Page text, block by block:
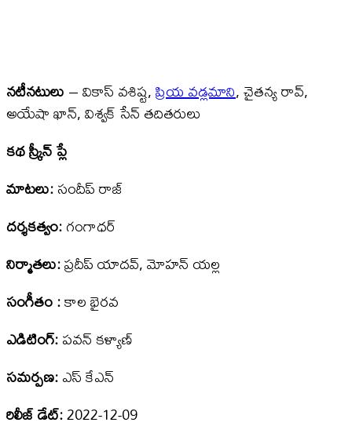
నటీనటులు– వికాస్ వశిష్ట,ప్రియ వడ్లమాని, చైతన్య రావ్,
అయేషా ఖాన్, విశ్వక్ సేన్ తదితరులు
కథ స్క్రీన్ ప్లే
మాటలు:సందీప్ రాజ్
దర్శకత్వం:గంగాధర్
నిర్మాతలు:ప్రదీప్ యాదవ్, మోహన్ యల్ల
సంగీతం :కాల భైరవ
ఎడిటింగ్:పవన్ కళ్యాణ్
సమర్పణ:ఎస్ కేఎన్
రిలీజ్ డేట్:2022-12-09